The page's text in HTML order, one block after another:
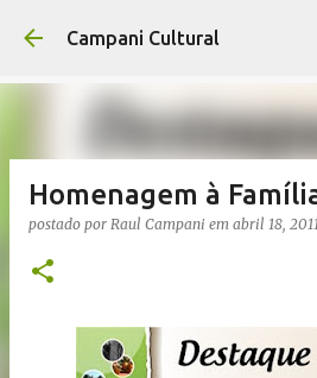
Pular para o
Campani Cultural
Homenagem à
postado por Raul Campani em abril 18,